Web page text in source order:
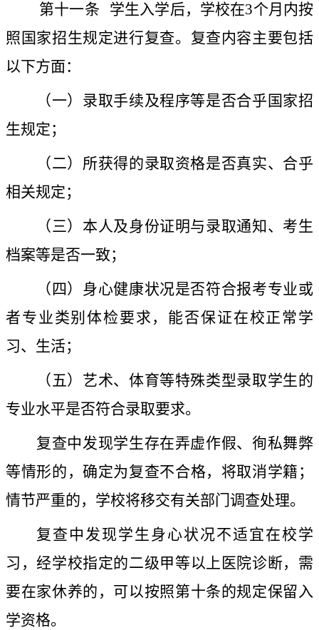
第十一条
学生入学后，学校在3个月内按
照国家招生规定进行复查。复查内容主要包括
以下方面：
（一）录取手续及程序等是否合乎国家招
生规定；
（二）所获得的录取资格是否真实、合乎
相关规定；
（三）本人及身份证明与录取通知、考生
档案等是否一致；
（四）身心健康状况是否符合报考专业或
者专业类别体检要求，能否保证在校正常学
习、生活；
（五）艺术、体育等特殊类型录取学生的
专业水平是否符合录取要求。
复查中发现学生存在弄虚作假、徇私舞弊
等情形的，确定为复查不合格，将取消学籍；
情节严重的，学校将移交有关部门调查处理。
复查中发现学生身心状况不适宜在校学
习，经学校指定的二级甲等以上医院诊断，需
要在家休养的，可以按照第十条的规定保留入
学资格。